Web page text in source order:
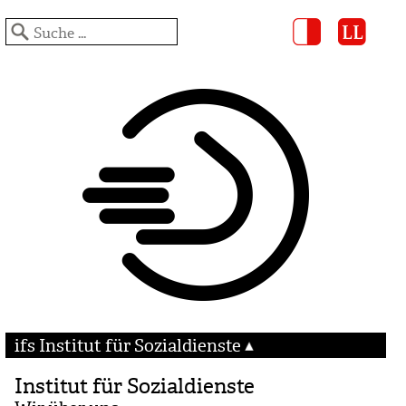
ifs Institut für Sozialdienste
Institut für Sozialdienste